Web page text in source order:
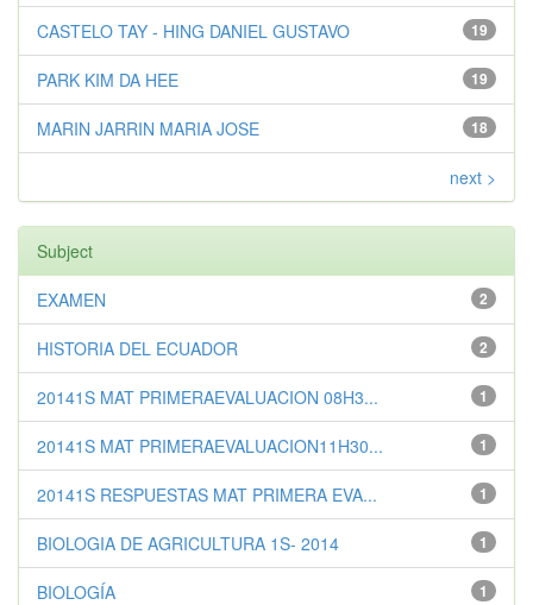
19
CASTELO TAY - HING DANIEL GUSTAVO
19
PARK KIM DA HEE
18
MARIN JARRIN MARIA JOSE
next >
Subject
2
EXAMEN
2
HISTORIA DEL ECUADOR
1
20141S MAT PRIMERAEVALUACION 08H3...
1
20141S MAT PRIMERAEVALUACION11H30...
1
20141S RESPUESTAS MAT PRIMERA EVA...
1
BIOLOGIA DE AGRICULTURA 1S- 2014
1
BIOLOGÍA